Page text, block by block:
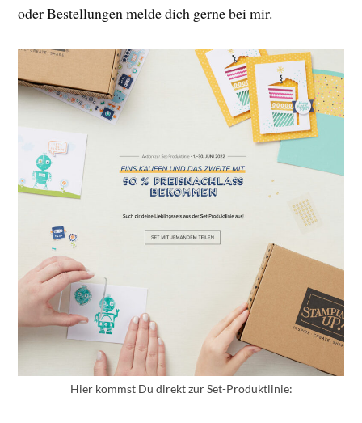
oder Bestellungen melde dich gerne bei mir.
Hier kommst Du direkt zur Set-Produktlinie: